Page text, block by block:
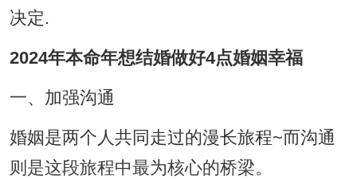
决定.
2024年本命年想结婚做好4点婚姻幸福
一、加强沟通
婚姻是两个人共同走过的漫长旅程~而沟通
则是这段旅程中最为核心的桥梁。